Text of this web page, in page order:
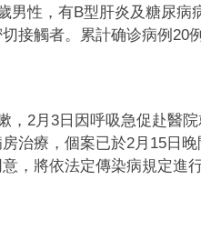
男性，有B型肝炎及糖尿病
接觸者。累計确诊病例20
，2月3日因呼吸急促赴醫
治療，個案已於2月15日
，將依法定傳染病規定進